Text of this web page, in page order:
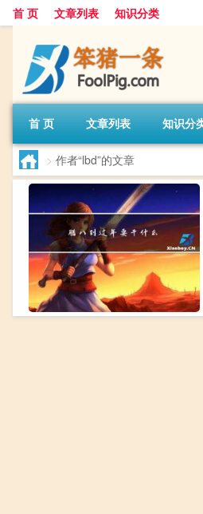
首 页 文章列表 知识分类
首 页 文章列表 知识分
> 作者“lbd”的文章